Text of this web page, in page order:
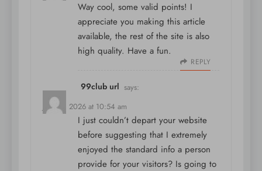
Way cool, some valid points! I
appreciate you making this article
available, the rest of the site is also
high quality. Have a fun.
REPLY
99club url says:
July 25, 2026 at 10:54 am
I just couldn’t depart your website
before suggesting that I extremely
enjoyed the standard info a person
provide for your visitors? Is going to